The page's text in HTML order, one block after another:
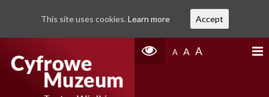
A A A
This site uses cookies. Learn more Accept